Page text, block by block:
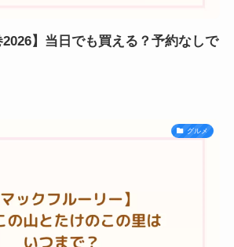
2026】当日でも買える？予約なしで
グルメ